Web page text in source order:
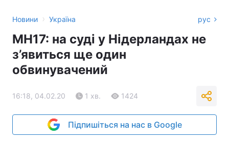
Новини › Україна рус
МН17: на суді у Нідерландах не
з’явиться ще один
обвинувачений
16:18, 04.02.20 1 хв. 1424
Підпишіться на нас в Google